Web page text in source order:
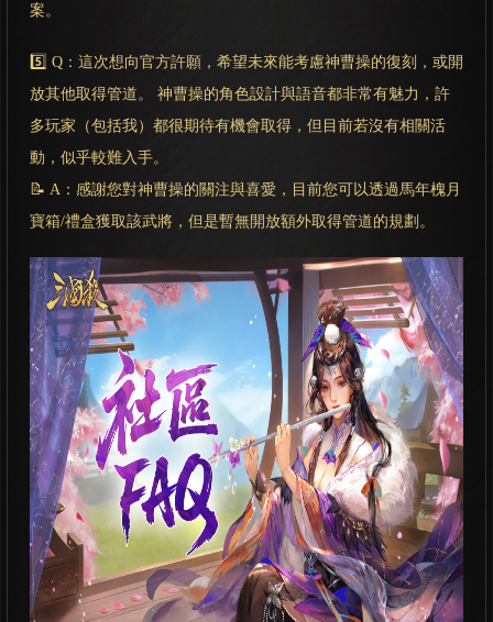
案。
5️⃣ Q：這次想向官方許願，希望未來能考慮神曹操的復刻，或開
放其他取得管道。 神曹操的角色設計與語音都非常有魅力，許
多玩家（包括我）都很期待有機會取得，但目前若沒有相關活
動，似乎較難入手。
📝 A：感謝您對神曹操的關注與喜愛，目前您可以透過馬年槐月
寶箱/禮盒獲取該武將，但是暫無開放額外取得管道的規劃。